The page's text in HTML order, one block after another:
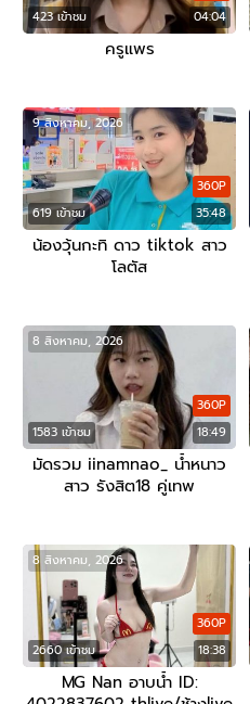
423 เข้าชม 04:04
ครูแพร
619 เข้าชม 35:48
360P
9 สิงหาคม, 2026
น้องวุ้นกะทิ ดาว tiktok สาว
โลตัส
1583 เข้าชม 18:49
360P
8 สิงหาคม, 2026
มัดรวม iinamnao_ น้ำหนาว
สาว รังสิต18 คู่เทพ
2660 เข้าชม 18:38
360P
8 สิงหาคม, 2026
MG Nan อาบน้ำ ID: